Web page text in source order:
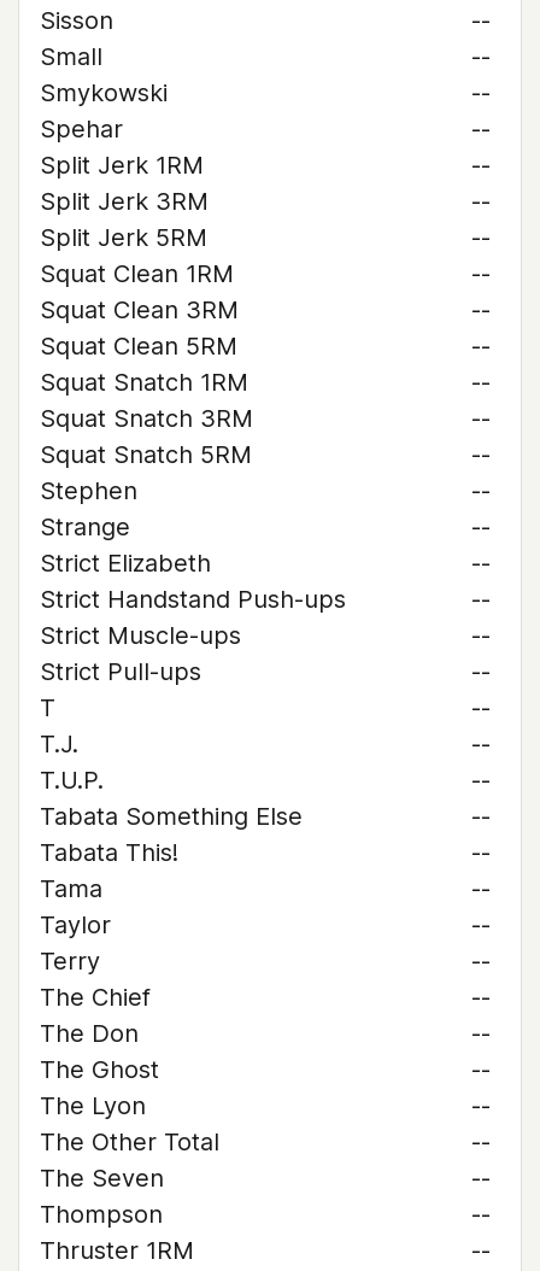
Sisson
--
Small
--
Smykowski
--
Spehar
--
Split Jerk 1RM
--
Split Jerk 3RM
--
Split Jerk 5RM
--
Squat Clean 1RM
--
Squat Clean 3RM
--
Squat Clean 5RM
--
Squat Snatch 1RM
--
Squat Snatch 3RM
--
Squat Snatch 5RM
--
Stephen
--
Strange
--
Strict Elizabeth
--
Strict Handstand Push-ups
--
Strict Muscle-ups
--
Strict Pull-ups
--
T
--
T.J.
--
T.U.P.
--
Tabata Something Else
--
Tabata This!
--
Tama
--
Taylor
--
Terry
--
The Chief
--
The Don
--
The Ghost
--
The Lyon
--
The Other Total
--
The Seven
--
Thompson
--
Thruster 1RM
--